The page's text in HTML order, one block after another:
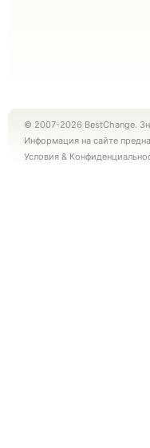
© 2007-2026 BestChange.
Информация на сайте
Условия &